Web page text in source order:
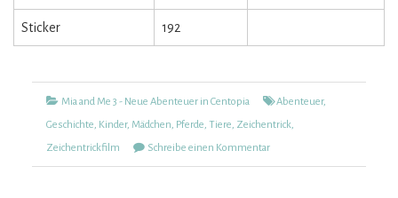
Sticker 192
Kategorien
Mia and Me 3 - Neue Abenteuer in Centopia TagsAbenteuer,
Geschichte, Kinder, Mädchen, Pferde, Tiere, Zeichentrick,
Zeichentrickfilm
Schreibe einen Kommentarzu
Mia